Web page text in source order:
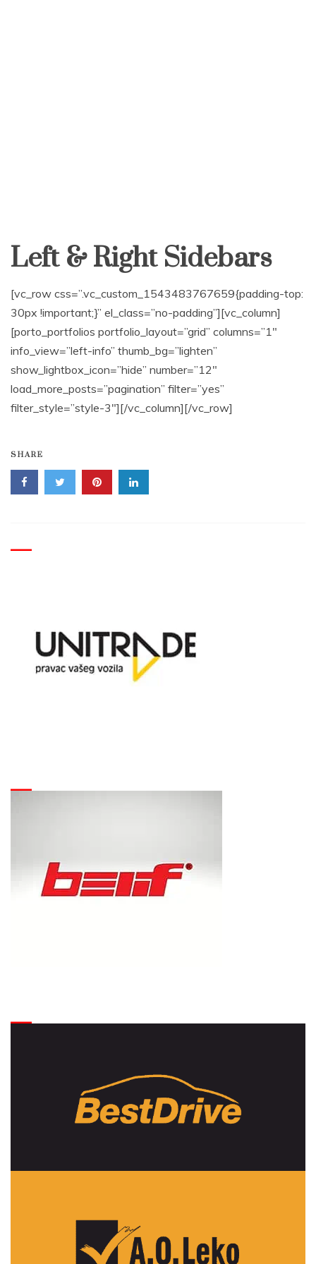
Left & Right Sidebars
[vc_row css=”.vc_custom_1543483767659{padding-top:
30px !important;}” el_class=”no-padding”][vc_column]
[porto_portfolios portfolio_layout=”grid” columns=”1″
info_view=”left-info” thumb_bg=”lighten”
show_lightbox_icon=”hide” number=”12″
load_more_posts=”pagination” filter=”yes”
filter_style=”style-3″][/vc_column][/vc_row]
SHARE